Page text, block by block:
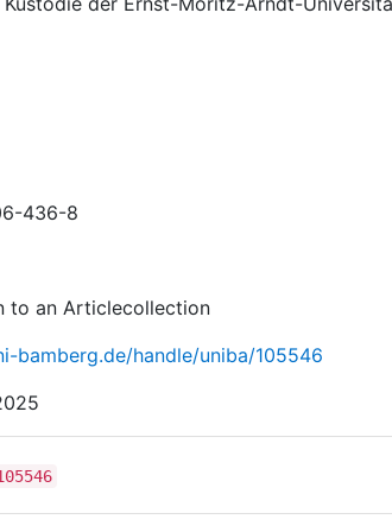
436-8
to an Articlecollection
bamberg.de/handle/uniba/105546